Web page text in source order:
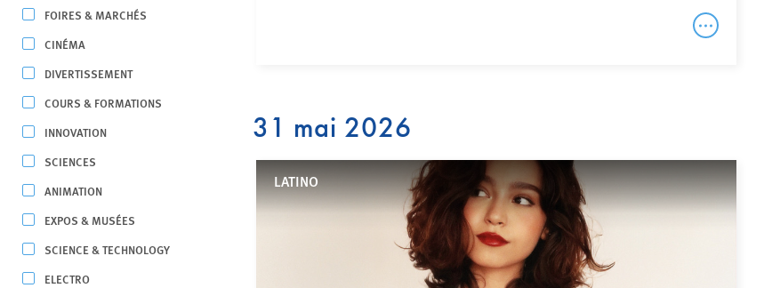
FOIRES & MARCHÉS
CINÉMA
DIVERTISSEMENT
COURS & FORMATIONS
INNOVATION
SCIENCES
ANIMATION
EXPOS & MUSÉES
SCIENCE & TECHNOLOGY
ELECTRO
31 mai 2026
LATINO